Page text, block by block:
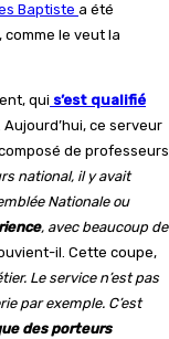
Baptiste a été
, comme le veut la
qui s’est qualifié
ce serveur
de professeurs
national, il y avait
Nationale ou
, avec beaucoup de
il. Cette coupe,
Le service n’est pas
par exemple. C’est
des porteurs